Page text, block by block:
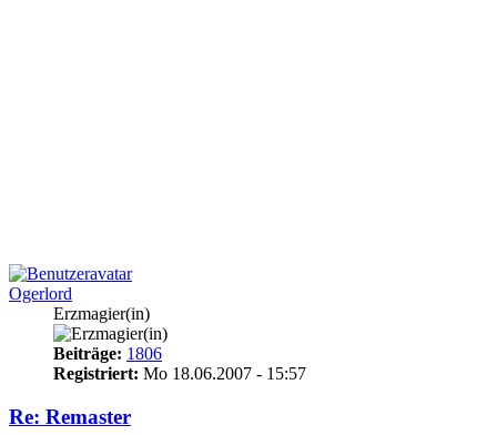
Ogerlord
Erzmagier(in)
Beiträge: 1806
Registriert: Mo 18.06.2007 - 15:57
Re: Remaster